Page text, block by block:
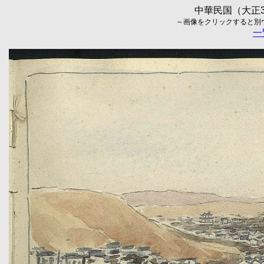
中華民国（大正
～画像をクリックすると
一